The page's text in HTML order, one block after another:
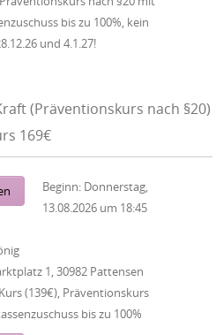
bis zu 100%, kein
und 4.1.27!
(Präventionskurs nach §20)
169€
Beginn: Donnerstag,
13.08.2026 um 18:45
1, 30982 Pattensen
(139€), Präventionskurs
bis zu 100%